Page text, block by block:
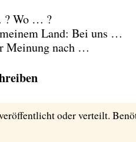
Wo … ?
Land: Bei uns …
Meinung nach …
oder verteilt.